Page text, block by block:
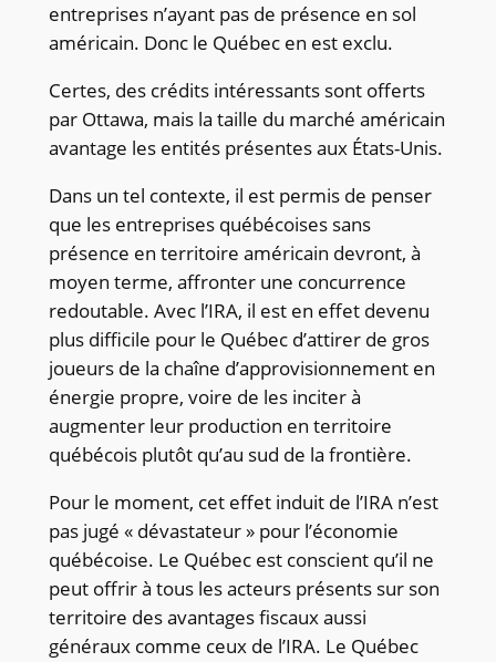
entreprises n’ayant pas de présence en sol
américain. Donc le Québec en est exclu.
Certes, des crédits intéressants sont offerts
par Ottawa, mais la taille du marché américain
avantage les entités présentes aux États-Unis.
Dans un tel contexte, il est permis de penser
que les entreprises québécoises sans
présence en territoire américain devront, à
moyen terme, affronter une concurrence
redoutable. Avec l’IRA, il est en effet devenu
plus difficile pour le Québec d’attirer de gros
joueurs de la chaîne d’approvisionnement en
énergie propre, voire de les inciter à
augmenter leur production en territoire
québécois plutôt qu’au sud de la frontière.
Pour le moment, cet effet induit de l’IRA n’est
pas jugé « dévastateur » pour l’économie
québécoise. Le Québec est conscient qu’il ne
peut offrir à tous les acteurs présents sur son
territoire des avantages fiscaux aussi
généraux comme ceux de l’IRA. Le Québec